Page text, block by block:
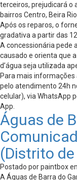
terceiros, prejudicará o
bairros Centro, Beira
Após os reparos, o
gradativa a partir das
A concessionária pede
causado e orienta que
d’água seja utilizada
Para mais informações
pelo atendimento 24h
celular), via WhatsApp
App.
Águas de
(Distrito
Postado por paintbox
A Águas de Barra do